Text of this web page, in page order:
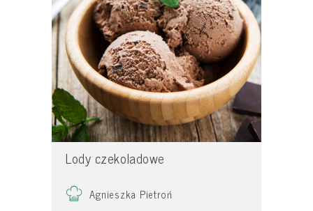
Lody czekoladowe
Agnieszka Pietroń